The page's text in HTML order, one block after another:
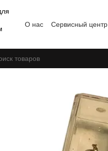
О нас Сервисный центр